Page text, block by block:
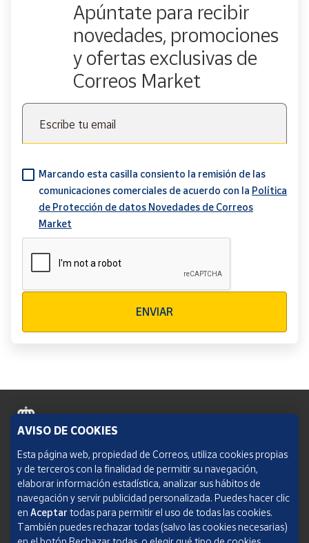
Apúntate para recibir
novedades, promociones
y ofertas exclusivas de
Correos Market
Escribe tu email
Marcando esta casilla consiento la remisión de las
comunicaciones comerciales de acuerdo con la Política
de Protección de datos Novedades de Correos
Market
ENVIAR
Política de cookies
Aviso legal
Condiciones del servicio
Política de Privacidad Web
AVISO DE COOKIES
Esta página web, propiedad de Correos, utiliza cookies propias
y de terceros con la finalidad de permitir su navegación,
elaborar información estadística, analizar sus hábitos de
navegación y servir publicidad personalizada. Puedes hacer clic
en Aceptar todas para permitir el uso de todas las cookies.
También puedes rechazar todas (salvo las cookies necesarias)